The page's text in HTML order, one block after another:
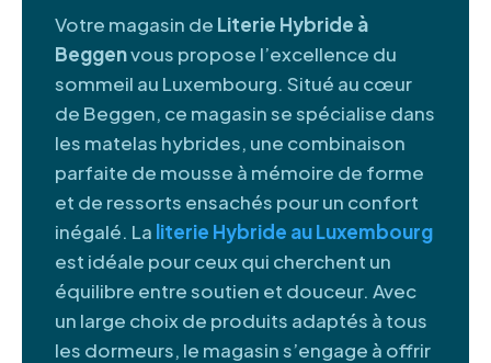
Votre magasin de Literie Hybride à
Beggenvous propose l’excellence du
sommeil au Luxembourg. Situé au cœur
de Beggen, ce magasin se spécialise dans
les matelas hybrides, une combinaison
parfaite de mousse à mémoire de forme
et de ressorts ensachés pour un confort
inégalé. La literie Hybride au Luxembourg
est idéale pour ceux qui cherchent un
équilibre entre soutien et douceur. Avec
un large choix de produits adaptés à tous
les dormeurs, le magasin s’engage à offrir